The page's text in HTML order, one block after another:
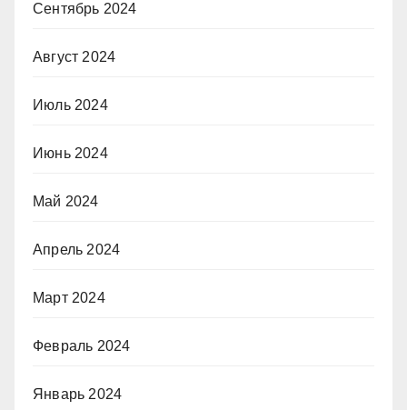
Сентябрь 2024
Август 2024
Июль 2024
Июнь 2024
Май 2024
Апрель 2024
Март 2024
Февраль 2024
Январь 2024